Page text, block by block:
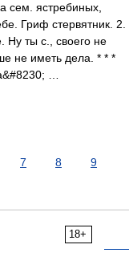
ястребиных,
Гриф стервятник. 2.
Ну ты с., своего не
не иметь дела. * * *
…
7 8
9
18+